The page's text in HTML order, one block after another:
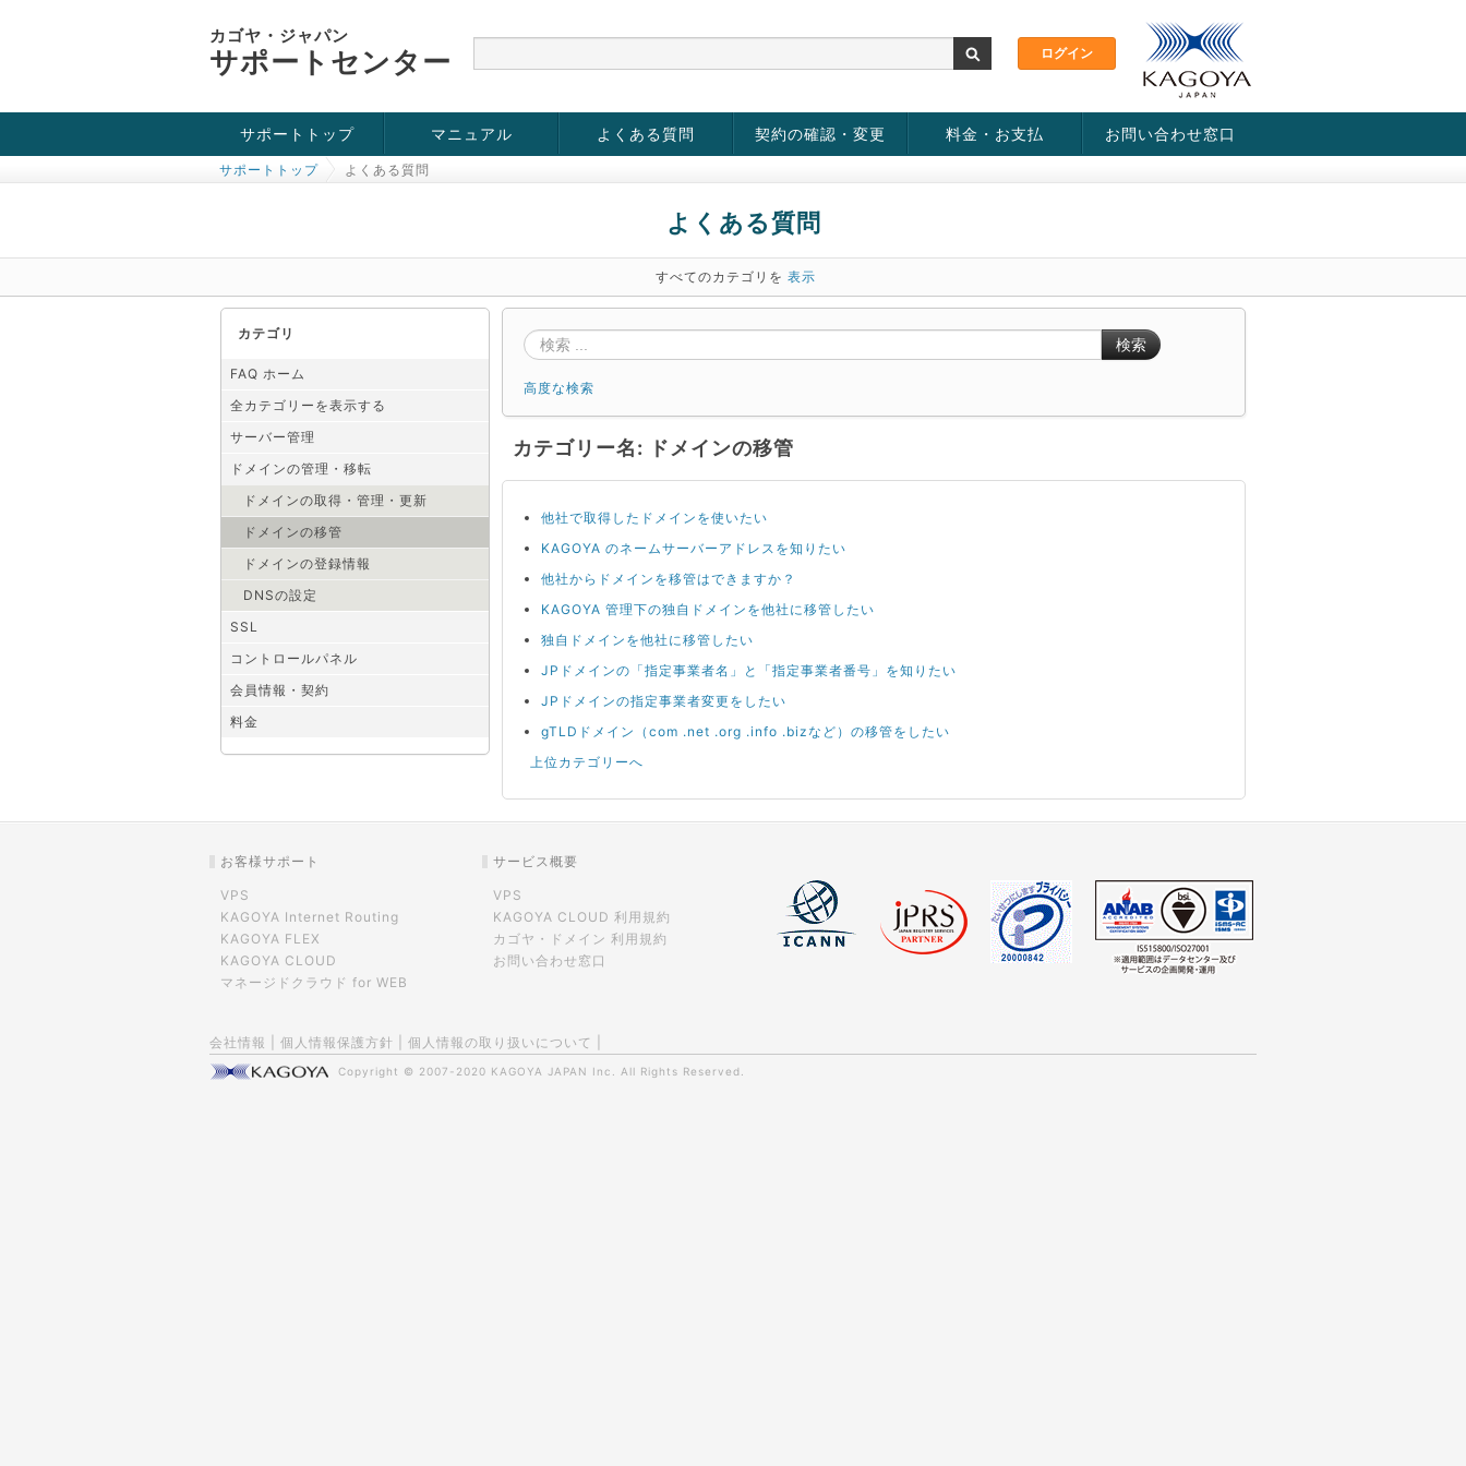
カゴヤ・ジャパン
サポートセンター
サポートトップ
お役立ち情報
チュートリアル
障害・メンテナンス情報
マニュアル よくある質問 契約の確認・変更 料金・お支払 お問い合わせ窓口
サポートトップ よくある質問
よくある質問
すべてのカテゴリを 表示
カテゴリ
FAQ ホーム
全カテゴリーを表示する
サーバー管理
ドメインの管理・移転
ドメインの取得・管理・更新
ドメインの移管
ドメインの登録情報
DNSの設定
SSL
コントロールパネル
会員情報・契約
料金
検索
高度な検索
カテゴリー名: ドメインの移管
他社で取得したドメインを使いたい
KAGOYA のネームサーバーアドレスを知りたい
他社からドメインを移管はできますか？
KAGOYA 管理下の独自ドメインを他社に移管したい
独自ドメインを他社に移管したい
JPドメインの「指定事業者名」と「指定事業者番号」を知りたい
JPドメインの指定事業者変更をしたい
gTLDドメイン（com .net .org .info .bizなど）の移管をしたい
上位カテゴリーへ
お客様サポート
VPS
KAGOYA Internet Routing
KAGOYA FLEX
KAGOYA CLOUD
マネージドクラウド for WEB
サービス概要
VPS
KAGOYA CLOUD 利用規約
カゴヤ・ドメイン 利用規約
お問い合わせ窓口
会社情報 個人情報保護方針 個人情報の取り扱いについて
Copyright © 2007-2020 KAGOYA JAPAN Inc. All Rights Reserved.